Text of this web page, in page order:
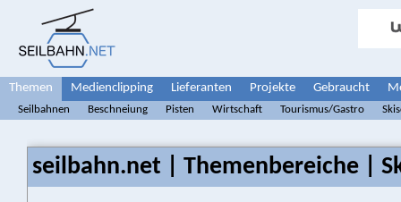
Themen Medienclipping Lieferanten Projekte Gebraucht
Seilbahnen Beschneiung Pisten Wirtschaft Tourismus/Gastro
seilbahn.net | Themenbereiche |